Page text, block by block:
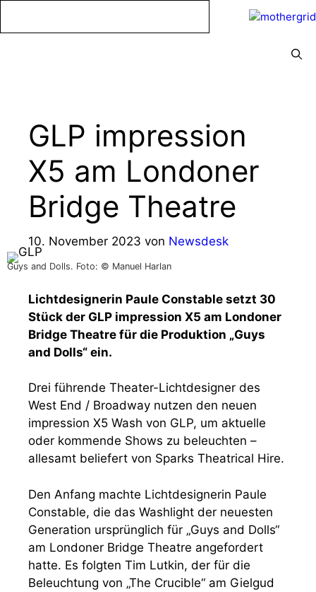
GLP impression
X5 am Londoner
Bridge Theatre
10. November 2023 von Newsdesk
Guys and Dolls. Foto: © Manuel Harlan
Lichtdesignerin Paule Constable setzt 30
Stück der GLP impression X5 am Londoner
Bridge Theatre für die Produktion „Guys
and Dolls“ ein.
Drei führende Theater-Lichtdesigner des
West End / Broadway nutzen den neuen
impression X5 Wash von GLP, um aktuelle
oder kommende Shows zu beleuchten –
allesamt beliefert von Sparks Theatrical Hire.
Den Anfang machte Lichtdesignerin Paule
Constable, die das Washlight der neuesten
Generation ursprünglich für „Guys and Dolls“
am Londoner Bridge Theatre angefordert
hatte. Es folgten Tim Lutkin, der für die
Beleuchtung von „The Crucible“ am Gielgud